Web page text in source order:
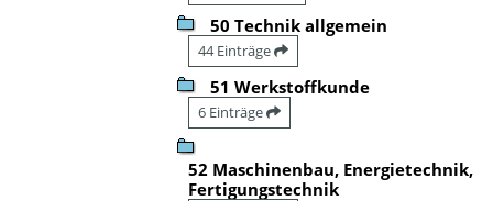
50 Technik allgemein
44 Einträge
51 Werkstoffkunde
6 Einträge
52 Maschinenbau, Energietechnik,
Fertigungstechnik